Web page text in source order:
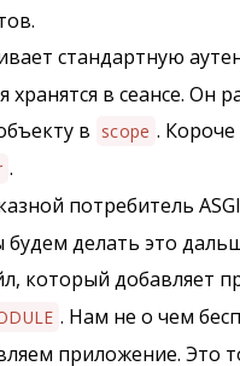
стандартную
в сеансе. Он
в scope .
.
потребитель
делать это
который добавляет
. Нам не о чем
приложение. Это